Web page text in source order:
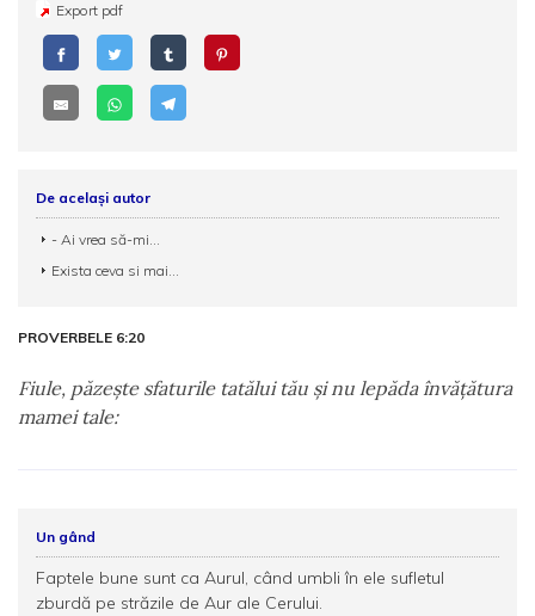
Export pdf
De același autor
- Ai vrea să-mi...
Exista ceva si mai...
PROVERBELE 6:20
Fiule, păzeşte sfaturile tatălui tău şi nu lepăda învăţătura
mamei tale:
Un gând
Faptele bune sunt ca Aurul, când umbli în ele sufletul
zburdă pe străzile de Aur ale Cerului.